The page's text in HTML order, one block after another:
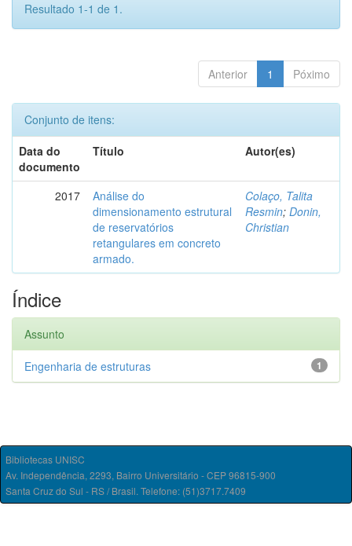
Resultado 1-1 de 1.
Anterior 1 Póximo
Conjunto de itens:
Data do
documento
Título Autor(es)
2017
Análise do
dimensionamento estrutural
de reservatórios
retangulares em concreto
armado.
Colaço, Talita
Resmin; Donin,
Christian
Índice
Assunto
1
Engenharia de estruturas
Bibliotecas UNISC
Av. Independência, 2293, Bairro Universitário - CEP 96815-900
Santa Cruz do Sul - RS / Brasil. Telefone: (51)3717.7409